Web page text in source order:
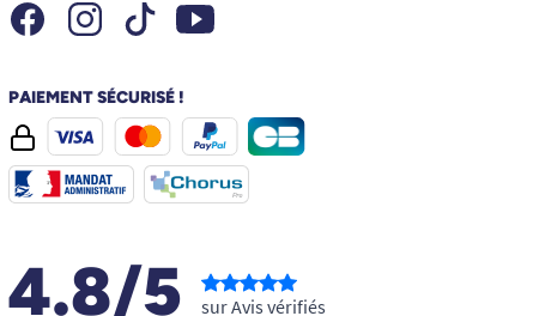
FacebookInstagramTiktok Youtube
PAIEMENT SÉCURISÉ !
4.8/5 sur Avis vérifiés